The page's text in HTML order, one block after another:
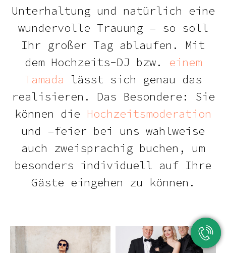
Unterhaltung und natürlich eine
wundervolle Trauung – so soll
Ihr großer Tag ablaufen. Mit
dem Hochzeits-DJ bzw. einem
Tamada lässt sich genau das
realisieren. Das Besondere: Sie
können die Hochzeitsmoderation
und –feier bei uns wahlweise
auch zweisprachig buchen, um
besonders individuell auf Ihre
Gäste eingehen zu können.